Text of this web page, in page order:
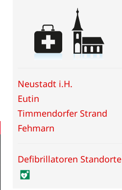
Neustadt i.H.
Eutin
Timmendorfer Strand
Fehmarn
Defibrillatoren Standorte